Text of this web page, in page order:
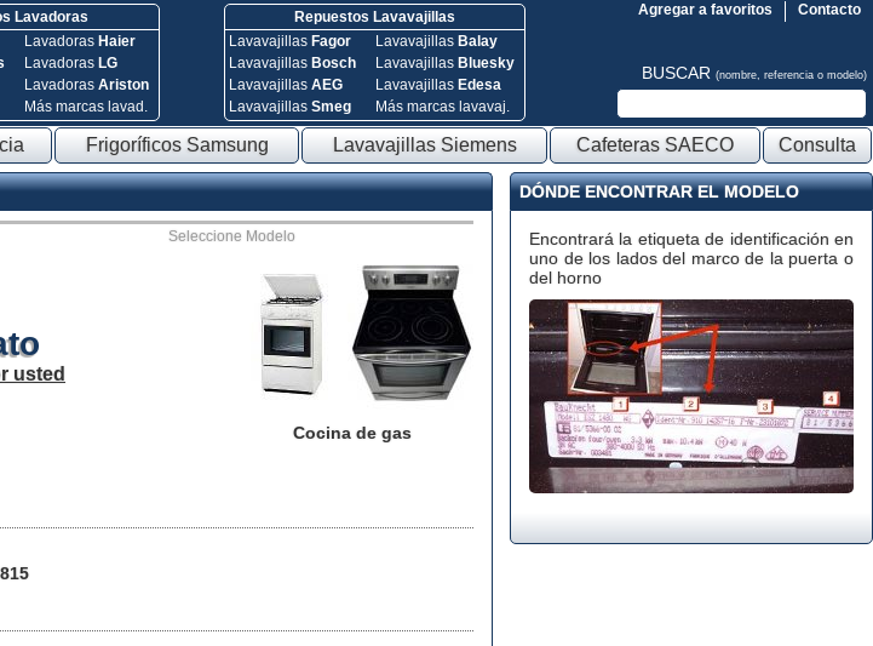
Lavadoras
Lavadoras Haier
Lavadoras LG
Lavadoras Ariston
Más marcas lavad.
Repuestos Lavavajillas
Lavavajillas Fagor
Lavavajillas Bosch
Lavavajillas AEG
Lavavajillas Smeg
Lavavajillas Balay
Lavavajillas Bluesky
Lavavajillas Edesa
Más marcas lavavaj.
Contacto
Agregar a favoritos
BUSCAR (nombre, referencia o modelo)
Frigoríficos Samsung Lavavajillas Siemens Cafeteras SAECO Consulta
Seleccione Modelo
Cocina de gas
usted
DÓNDE ENCONTRAR EL MODELO
Encontrará la etiqueta de identificación en
uno de los lados del marco de la puerta o
del horno